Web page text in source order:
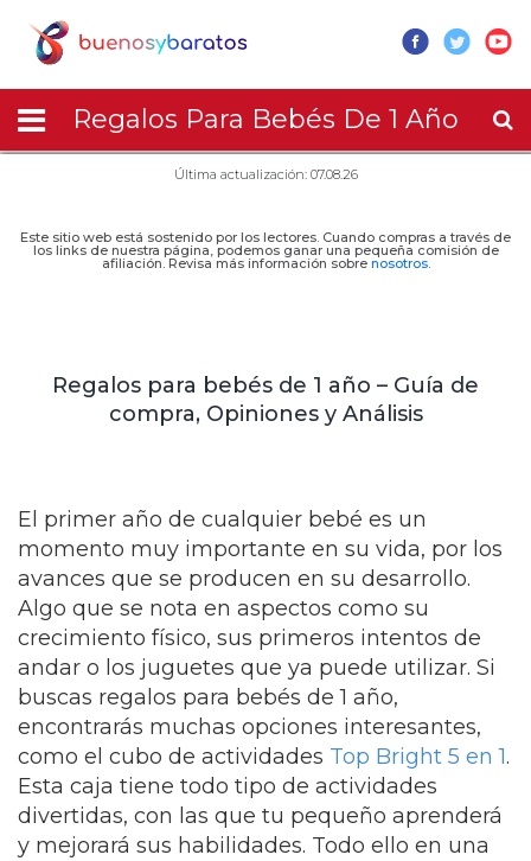
Regalos Para Bebés De 1 Año
Última actualización: 07.08.26
Este sitio web está sostenido por los lectores. Cuando compras a través de
los links de nuestra página, podemos ganar una pequeña comisión de
afiliación. Revisa más información sobre nosotros.
Regalos para bebés de 1 año – Guía de
compra, Opiniones y Análisis
El primer año de cualquier bebé es un
momento muy importante en su vida, por los
avances que se producen en su desarrollo.
Algo que se nota en aspectos como su
crecimiento físico, sus primeros intentos de
andar o los juguetes que ya puede utilizar. Si
buscas regalos para bebés de 1 año,
encontrarás muchas opciones interesantes,
como el cubo de actividades Top Bright 5 en 1.
Esta caja tiene todo tipo de actividades
divertidas, con las que tu pequeño aprenderá
y mejorará sus habilidades. Todo ello en una